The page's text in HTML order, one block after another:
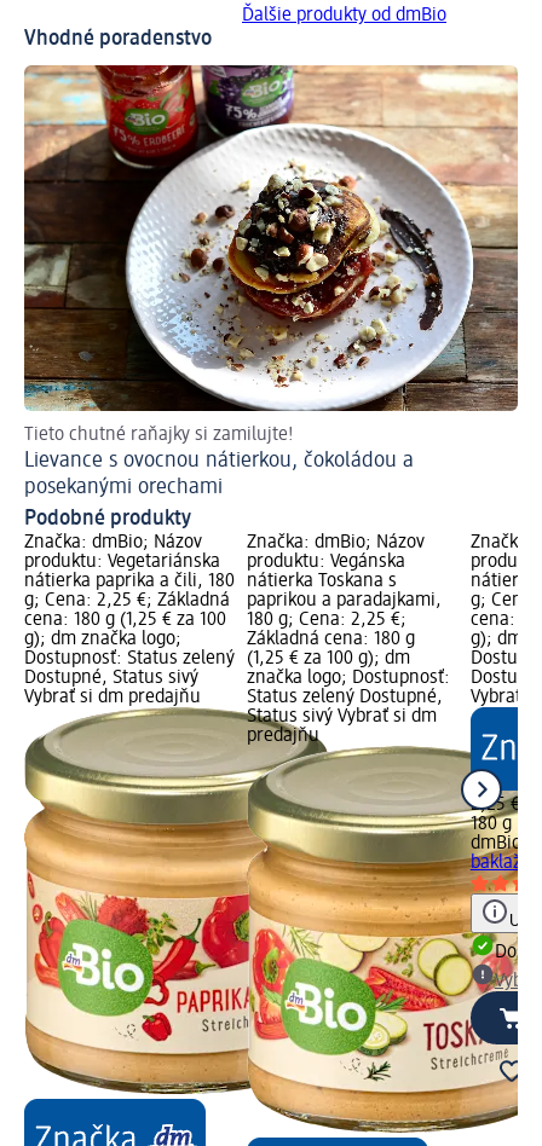
Ďalšie produkty od dmBio
Vhodné poradenstvo
Tieto chutné raňajky si zamilujte!
Lievance s ovocnou nátierkou, čokoládou a
posekanými orechami
Podobné produkty
Značka: dmBio; Názov
produktu: Vegetariánska
nátierka paprika a čili, 180
g; Cena: 2,25 €; Základná
cena: 180 g (1,25 € za 100
g); dm značka logo;
Dostupnosť: Status zelený
Dostupné, Status sivý
Vybrať si dm predajňu
Značka: dmBio; Názov
produktu: Vegánska
nátierka Toskana s
paprikou a paradajkami,
180 g; Cena: 2,25 €;
Základná cena: 180 g
(1,25 € za 100 g); dm
značka logo; Dostupnosť:
Status zelený Dostupné,
Status sivý Vybrať si dm
predajňu
Značka:
nátierka
g;
cena:
g); dm
Vybrať
2,25 €
180 g
dmBio